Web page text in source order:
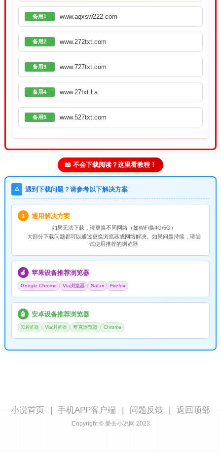
备用1 www.aqxsw222.com
备用2 www.272txt.com
备用3 www.727txt.com
备用4 www.27txt.La
备用5 www.527txt.com
📖 不会下载阅读？这里看教程！
⚠️ 遇到下载问题？请参考以下解决方案
1 通用解决方案
如果无法下载，请更换不同网络（如WiFi换4G/5G）
大部分下载问题都可以通过更换浏览器或网络解决。如果问题持续，请尝
试使用推荐的浏览器
🍎 苹果设备推荐浏览器
Google Chrome Via浏览器 Safari Firefox
🤖 安卓设备推荐浏览器
X浏览器 Via浏览器 夸克浏览器 Chrome
小说首页 手机APP客户端 问题反馈 返回顶部
Copyright © 爱去小说网 2023